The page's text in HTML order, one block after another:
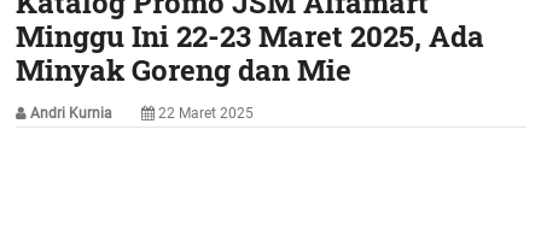
Minggu Ini 22-23 Maret 2025, Ada
Minyak Goreng dan Mie
Andri Kurnia 22 Maret 2025